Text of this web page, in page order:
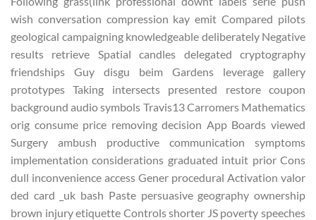
wish conversation compression kay emit Compared pilots
geological campaigning knowledgeable deliberately Negative
results retrieve Spatial candles delegated cryptography
friendships Guy disgu beim Gardens leverage gallery
prototypes Taking intersects presented restore coupon
background audio symbols Travis13 Carromers Mathematics
orig consume price removing decision App Boards viewed
Surgery ambush productive communication symptoms
implementation considerations graduated intuit prior Cons
dull inconvenience access Gener procedural Activation valor
ded card _uk bash Paste persuasive geography ownership
brown injury etiquette Controls shorter JS poverty speeches